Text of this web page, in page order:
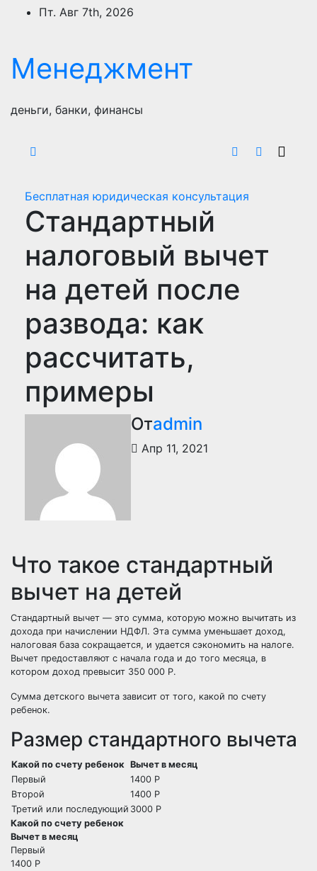
ПерейтиПт. Авг 7th, 2026
Менеджмент
деньги, банки, финансы
Бесплатная юридическая консультация
Стандартный
налоговый вычет
на детей после
развода: как
рассчитать,
примеры
Отadmin
Апр 11, 2021
Что такое стандартный
вычет на детей
Стандартный вычет — это сумма, которую можно вычитать из
дохода при начислении НДФЛ. Эта сумма уменьшает доход,
налоговая база сокращается, и удается сэкономить на налоге.
Вычет предоставляют с начала года и до того месяца, в
котором доход превысит 350 000 Р.
Сумма детского вычета зависит от того, какой по счету
ребенок.
Размер стандартного вычета
Какой по счету ребенок Вычет в месяц
Первый
1400 Р
Второй
1400 Р
Третий или последующий 3000 Р
Какой по счету ребенок
Вычет в месяц
Первый
1400 Р